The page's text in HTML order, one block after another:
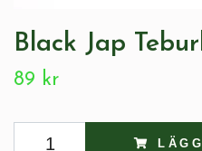
Black Jap
89 kr